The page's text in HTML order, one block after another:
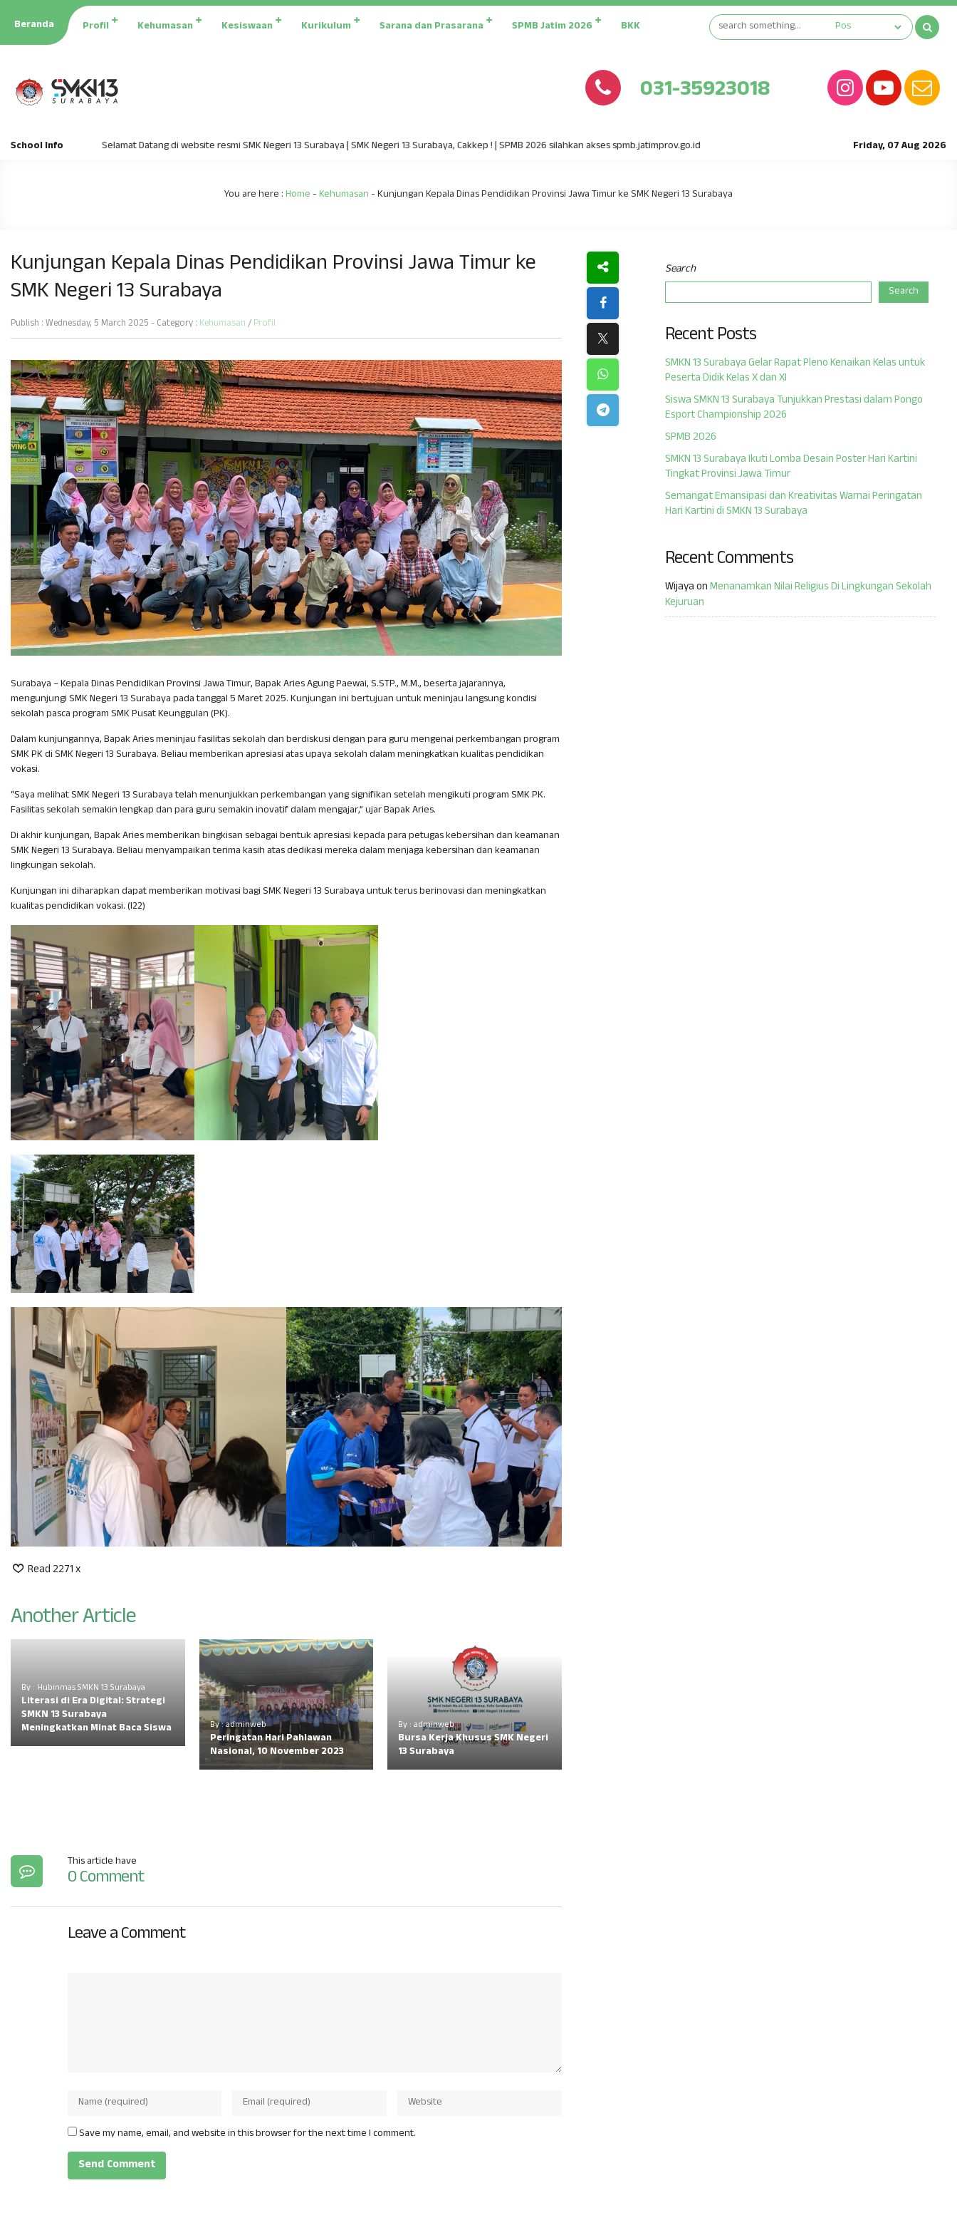
Beranda Profil Kehumasan Kesiswaan Kurikulum Sarana dan Prasarana SPMB Jatim 2026 BKK
031-35923018
School Info Friday, 07 Aug 2026
Selamat Datang di website resmi SMK Negeri 13 Surabaya | SMK Negeri 13 Surabaya, Cakkep ! | SPMB 2026 silahkan akses spmb.jatimprov.go.id
You are here :Home-Kehumasan-Kunjungan Kepala Dinas Pendidikan Provinsi Jawa Timur ke SMK Negeri 13 Surabaya
Kunjungan Kepala Dinas Pendidikan Provinsi Jawa Timur ke
SMK Negeri 13 Surabaya
Publish : Wednesday, 5 March 2025 - Category : Kehumasan / Profil
Surabaya – Kepala Dinas Pendidikan Provinsi Jawa Timur, Bapak Aries Agung Paewai, S.STP., M.M., beserta jajarannya,
mengunjungi SMK Negeri 13 Surabaya pada tanggal 5 Maret 2025. Kunjungan ini bertujuan untuk meninjau langsung kondisi
sekolah pasca program SMK Pusat Keunggulan (PK).
Dalam kunjungannya, Bapak Aries meninjau fasilitas sekolah dan berdiskusi dengan para guru mengenai perkembangan program
SMK PK di SMK Negeri 13 Surabaya. Beliau memberikan apresiasi atas upaya sekolah dalam meningkatkan kualitas pendidikan
vokasi.
“Saya melihat SMK Negeri 13 Surabaya telah menunjukkan perkembangan yang signifikan setelah mengikuti program SMK PK.
Fasilitas sekolah semakin lengkap dan para guru semakin inovatif dalam mengajar,” ujar Bapak Aries.
Di akhir kunjungan, Bapak Aries memberikan bingkisan sebagai bentuk apresiasi kepada para petugas kebersihan dan keamanan
SMK Negeri 13 Surabaya. Beliau menyampaikan terima kasih atas dedikasi mereka dalam menjaga kebersihan dan keamanan
lingkungan sekolah.
Kunjungan ini diharapkan dapat memberikan motivasi bagi SMK Negeri 13 Surabaya untuk terus berinovasi dan meningkatkan
kualitas pendidikan vokasi. (l22)
Read 2271 x
Another Article
By : Hubinmas SMKN 13 Surabaya
Literasi di Era Digital: Strategi
SMKN 13 Surabaya
Meningkatkan Minat Baca Siswa
By : adminweb
Peringatan Hari Pahlawan
Nasional, 10 November 2023
By : adminweb
Bursa Kerja Khusus SMK Negeri
13 Surabaya
This article have
0 Comment
Leave a Comment
Save my name, email, and website in this browser for the next time I comment.
Search
Search
Recent Posts
SMKN 13 Surabaya Gelar Rapat Pleno Kenaikan Kelas untuk
Peserta Didik Kelas X dan XI
Siswa SMKN 13 Surabaya Tunjukkan Prestasi dalam Pongo
Esport Championship 2026
SPMB 2026
SMKN 13 Surabaya Ikuti Lomba Desain Poster Hari Kartini
Tingkat Provinsi Jawa Timur
Semangat Emansipasi dan Kreativitas Warnai Peringatan
Hari Kartini di SMKN 13 Surabaya
Recent Comments
WijayaonMenanamkan Nilai Religius Di Lingkungan Sekolah
Kejuruan